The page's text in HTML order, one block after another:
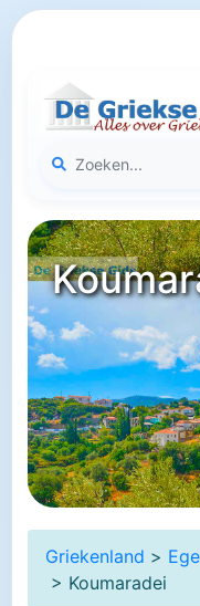
Griekenland >
> Koumaradei